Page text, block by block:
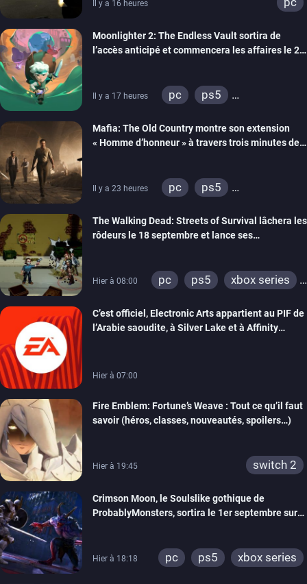
Il y a 16 heures
Moonlighter 2: The Endless Vault sortira de
l’accès anticipé et commencera les affaires le 2
Il y a 17 heures pc
ps5
Mafia: The Old Country montre son extension
« Homme d’honneur » à travers trois minutes de
Il y a 23 heures pc
ps5
The Walking Dead: Streets of Survival lâchera les
rôdeurs le 18 septembre et lance ses
Hier à 08:00 pc ps5
xbox series
C’est officiel, Electronic Arts appartient au PIF de
l’Arabie saoudite, à Silver Lake et à Affinity
Hier à 07:00
Fire Emblem: Fortune’s Weave : Tout ce qu’il faut
savoir (héros, classes, nouveautés, spoilers…)
Hier à 19:45 switch 2
Crimson Moon, le Soulslike gothique de
ProbablyMonsters, sortira le 1er septembre sur
Hier à 18:18 pc ps5 xbox series